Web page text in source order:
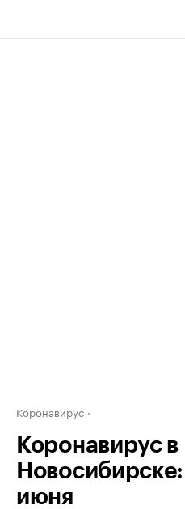
Коронавирус
Коронавирус в
июня